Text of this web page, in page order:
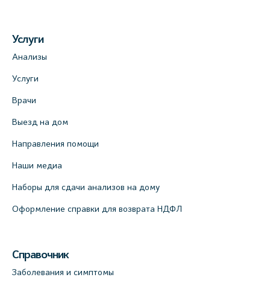
(официальный партнер)
+7 (812) 660-73-69
12к2 (официальный партнер)
+7 (812) 660-73-69
На карте
(официальный партнер), Красносельское
Услуги
Анализы
Услуги
Врачи
Выезд на дом
Направления помощи
Наши медиа
Наборы для сдачи анализов на дому
Оформление справки для возврата НДФЛ
Справочник
Заболевания и симптомы